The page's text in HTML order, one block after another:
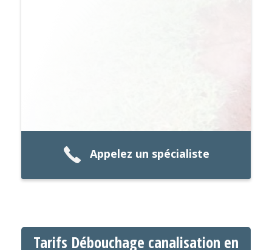
Appelez un spécialiste
Tarifs Débouchage canalisation en